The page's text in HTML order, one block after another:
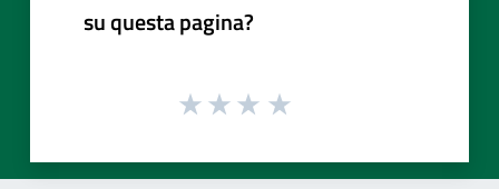
su questa pagina?